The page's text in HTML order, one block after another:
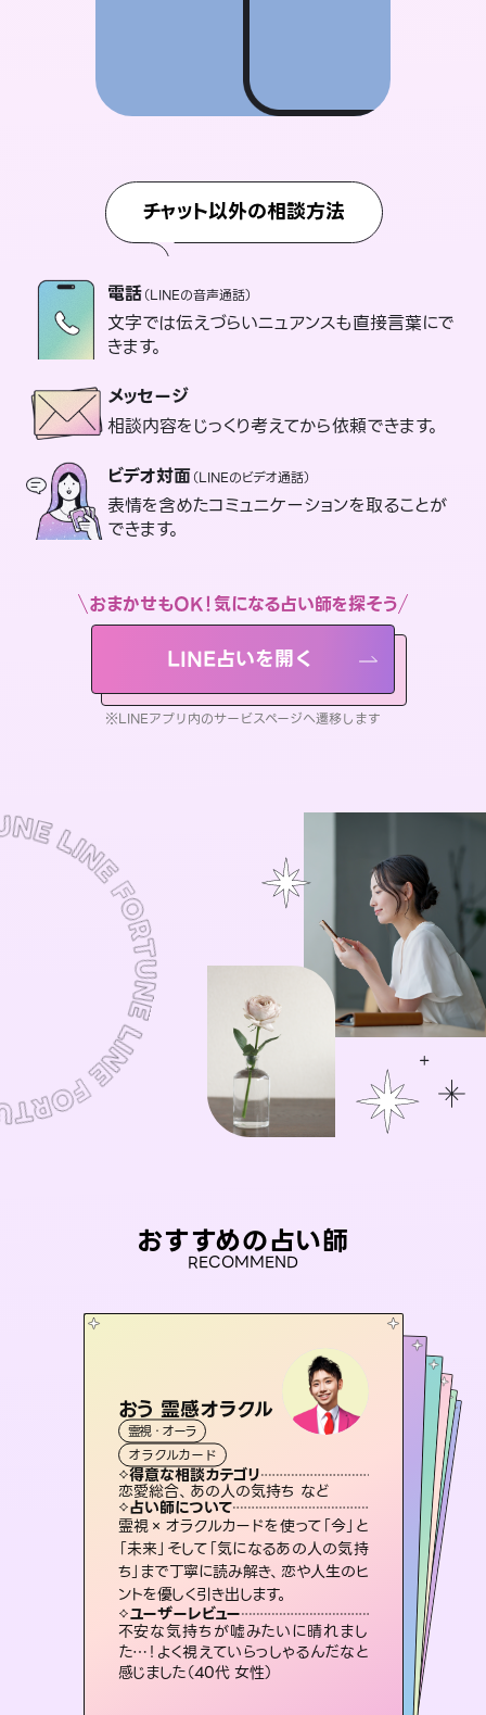
チャット以外の相談方法
電話（LINEの音声通話）
文字では伝えづらいニュアンスも直接言葉にで
きます。
メッセージ
相談内容をじっくり考えてから依頼できます。
ビデオ対面（LINEのビデオ通話）
表情を含めたコミュニケーションを取ることが
できます。
おまかせもOK！気になる占い師を探そう
LINE占いを開く
※LINEアプリ内のサービスページへ遷移します
おすすめの占い師
RECOMMEND
おう 霊感オラクル
霊視・オーラ
オラクルカード
得意な相談カテゴリ
恋愛総合、あの人の気持ち など
占い師について
霊視×オラクルカードを使って「今」と
「未来」そして「気になるあの人の気持
ち」まで丁寧に読み解き、恋や人生のヒ
ントを優しく引き出します。
ユーザーレビュー
不安な気持ちが嘘みたいに晴れまし
た…！よく視えていらっしゃるんだなと
感じました（40代 女性）
アイリス -iris-
西洋占星術
ルーン
得意な相談カテゴリ
恋愛総合、片想い、二人の未来 など
占い師について
復縁、恋愛、不倫の行方、同性愛や片
思い、仕事関係や借金問題まで知りた
いことや心の負担になっていることを
紐解き、背中をそっと押して導きます。
ユーザーレビュー
安心感のあり、言い切ってくれる所や濁
さない鑑定のおかげで、毎回自分の気
持ちを整えられます（30代 男性）
彗望
霊視・オーラ
スピリチュアル・リーディング
得意な相談カテゴリ
片想い、あの人の気持ち、復縁 など
占い師について
3,700年以上の歴史を持つ東洋最古の
占術「易占」で詳細まで占い、幸せへ向
かう道筋を示します。厳しい結果にも具
体的な対策をお伝えします。
ユーザーレビュー
複雑な背景もしっかり聞いて鑑定して
いただけました。気持ちが楽になりまし
た（50代 女性）
とうげんみう
霊視・オーラ
スピリチュアル・リーディング
得意な相談カテゴリ
片想い、あの人の気持ち、復縁 など
占い師について
恋愛のお悩みの中でも特に「曖昧な関係」の相談を得意としており、友達以上恋人未満なお相手との今後や本音を丁寧に読み解き恋愛成就へと導きます。
ユーザーレビュー
鑑定していただいてアドバイス通りに行
動すると仲が復活してきました。ありが
とうございました（40代 女性）
セラピスト理恵
スピリチュアル・リーディング
得意な相談カテゴリ
片想い、二人の未来、年の差 など
占い師について
連絡再開、復縁、成就などの報告実績
多数。セラピストとして2万超の施術経
験があるからこそできる鑑定で、より良
い未来をサポートします。
ユーザーレビュー
とても心温まる鑑定でした。しかもこち
らは何も言っていないのに視えていらっ
しゃるんだなと驚きです（30代女性）
霊視・オーラ 心理学
スピリチュアル・リーディング
得意な相談カテゴリ
出逢い、片想い、復縁 など
占い師について
未来には何パターンもの選択肢があり
ます。不安で視えにくくなっているあな
たの素敵な未来を見つけ、その未来を
選択できるようアドバイスします。
ユーザーレビュー
職場の人の性質や人間関係、本心など
本当によく視えていてびっくり。対策が
打てて前向きになれます（40代）